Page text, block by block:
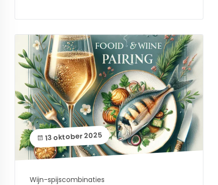
13 oktober 2025
Wijn-spijscombinaties